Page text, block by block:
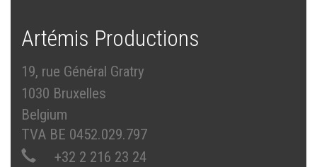
Artémis Productions
19, rue Général Gratry
1030 Bruxelles
Belgium
TVA BE 0452.029.797
+32 2 216 23 24